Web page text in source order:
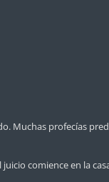
Muchas profecías
comience en la